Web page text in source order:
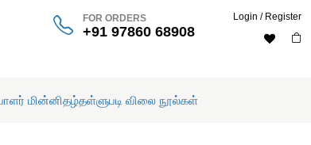
FOR ORDERS
+91 97860 68908
Login / Register
மின்னிதழ்தள்ளுபடி விலை நூல்கள்